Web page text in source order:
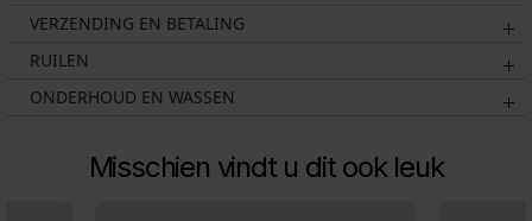
VERZENDING EN BETALING
RUILEN
ONDERHOUD EN WASSEN
Misschien vindt u dit ook leuk